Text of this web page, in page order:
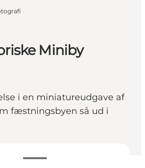
Miniby
i en miniatureudgave af
fæstningsbyen så ud i